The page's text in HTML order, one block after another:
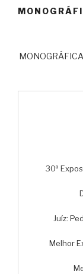
30ª
Juíz:
Melhor